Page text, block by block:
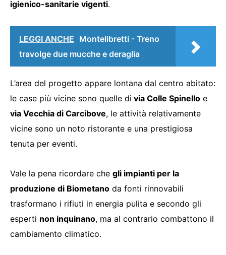
igienico-sanitarie vigenti.
LEGGI ANCHE Montelibretti - Treno
travolge due mucche e deraglia
L’area del progetto appare lontana dal centro abitato:
le case più vicine sono quelle di via Colle Spinello e
via Vecchia di Carcibove, le attività relativamente
vicine sono un noto ristorante e una prestigiosa
tenuta per eventi.
Vale la pena ricordare che gli impianti per la
produzione di Biometano da fonti rinnovabili
trasformano i rifiuti in energia pulita e secondo gli
esperti non inquinano, ma al contrario combattono il
cambiamento climatico.